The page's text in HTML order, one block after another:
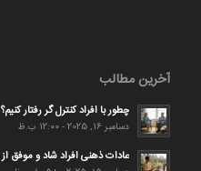
آخرین مطالب
چطور با افراد کنترل گر رفتار کنیم؟
دسامبر 16, 2025 - 12:00 ب.ظ
عادات ذهنی افراد شاد و موفق